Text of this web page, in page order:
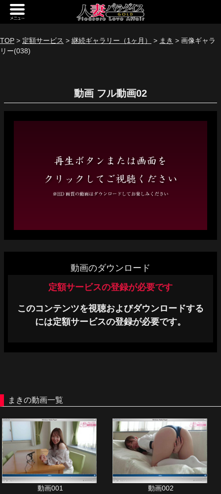
新規会員登録 ログイン
[定額] メインギャラリー
[定額] 人妻楽園ギャラリー
[定額] 継続1カ月ギャラリー
[定額] 継続3カ月ギャラリー
[定額] 継続6カ月ギャラリー
TOP > 定額サービス > 継続ギャラリー（1ヶ月） > まき > 画像ギャラ
リー(038)
動画
動画のダウンロード
定額サービスの登録が必要です
このコンテンツを視聴およびダウンロードする
には定額サービスの登録が必要です。
まきの動画一覧